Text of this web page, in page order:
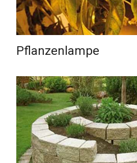
Pflanzenlampe